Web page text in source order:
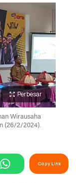
Perbesar
Wirausaha
(26/2/2024).
Copy Link